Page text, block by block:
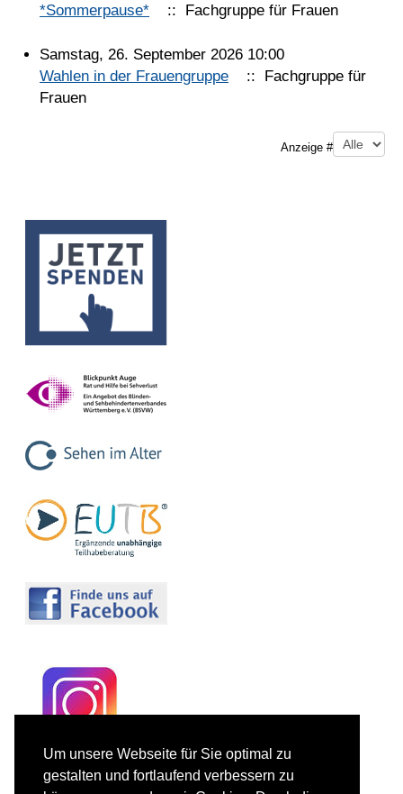
Um unsere Webseite für Sie optimal zu
gestalten und fortlaufend verbessern zu
*Sommerpause*
:: Fachgruppe für Frauen
Samstag, 26. September 2026 10:00
Wahlen in der Frauengruppe
:: Fachgruppe für
Frauen
Anzeige #